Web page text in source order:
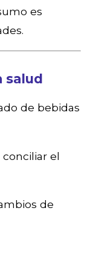
es
salud
de bebidas
el
de